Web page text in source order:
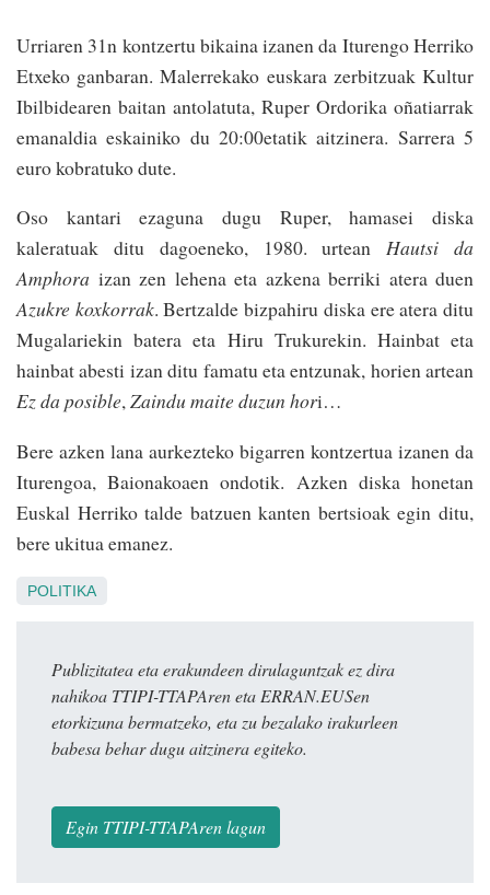
Urriaren 31n kontzertu bikaina izanen da Iturengo Herriko
Etxeko ganbaran. Malerrekako euskara zerbitzuak Kultur
Ibilbidearen baitan antolatuta, Ruper Ordorika oñatiarrak
emanaldia eskainiko du 20:00etatik aitzinera. Sarrera 5
euro kobratuko dute.
Oso kantari ezaguna dugu Ruper, hamasei diska
kaleratuak ditu dagoeneko, 1980. urteanHautsi da
Amphora izan zen lehena eta azkena berriki atera duen
Azu­kre koxkorrak. Bertzalde bizpahiru diska ere atera ditu
Mugalariekin batera eta Hiru Trukurekin. Hainbat eta
hainbat abesti izan ditu famatu eta entzunak, horien artean
Ez da posible,Zaindu maite duzun hori…
Bere azken lana aurkezteko biga­rren kontzertua izanen da
Iturengoa, Baionako­a­en ondotik. Azken diska honetan
Euskal Herriko talde batzuen kanten bertsioak egin ditu,
bere ukitua emanez.
POLITIKA
Publizitatea eta erakundeen dirulaguntzak ez dira
nahikoa TTIPI-TTAPAren eta ERRAN.EUSen
etorkizuna bermatzeko, eta zu bezalako irakurleen
babesa behar dugu aitzinera egiteko.
Egin TTIPI-TTAPAren lagun